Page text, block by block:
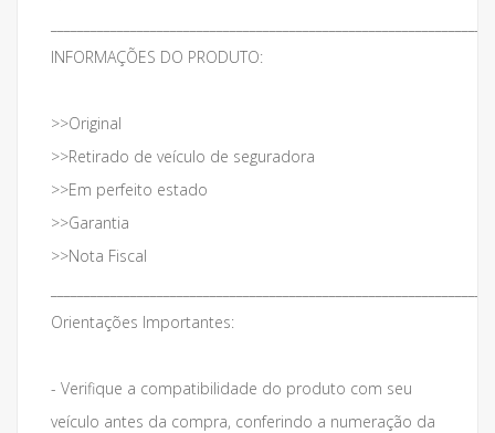
INFORMAÇÕES DO PRODUTO:
>>Original
>>Retirado de veículo de seguradora
>>Em perfeito estado
>>Garantia
>>Nota Fiscal
Orientações Importantes:
- Verifique a compatibilidade do produto com seu
veículo antes da compra, conferindo a numeração da